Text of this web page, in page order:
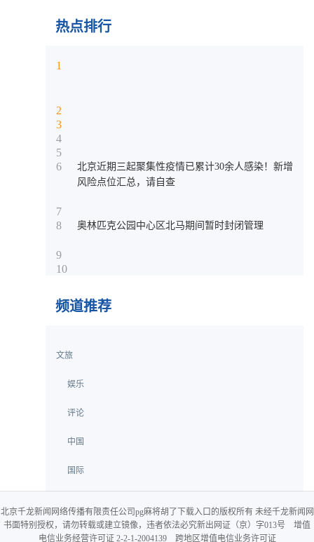
热点排行
1
2
3
4
5
6
北京近期三起聚集性疫情已累计30余人感染！新增
风险点位汇总，请自查
7
8
奥林匹克公园中心区北马期间暂时封闭管理
9
10
频道推荐
文旅
娱乐
评论
中国
国际
北京千龙新闻网络传播有限责任公司pg麻将胡了下载入口的版权所有 未经千龙新闻网
书面特别授权，请勿转载或建立镜像，违者依法必究新出网证（京）字013号 增值
电信业务经营许可证 2-2-1-2004139 跨地区增值电信业务许可证